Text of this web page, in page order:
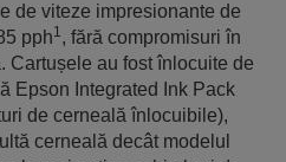
de viteze impresionante de
pph1, fără compromisuri în
Cartușele au fost înlocuite de
Epson Integrated Ink Pack
de cerneală înlocuibile),
cerneală decât modelul